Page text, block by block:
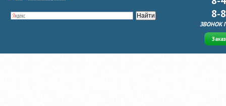
8-
ЗВОНОК